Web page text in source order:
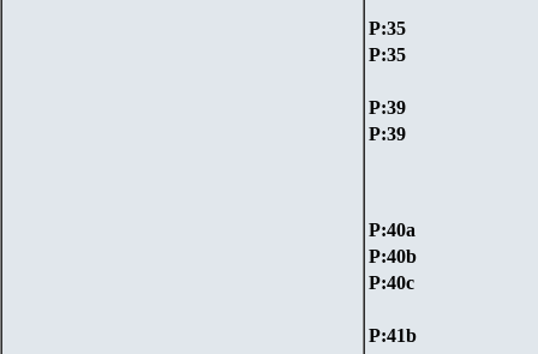
P:35
P:35
P:39
P:39
P:40а
P:40b
P:40с
P:41b